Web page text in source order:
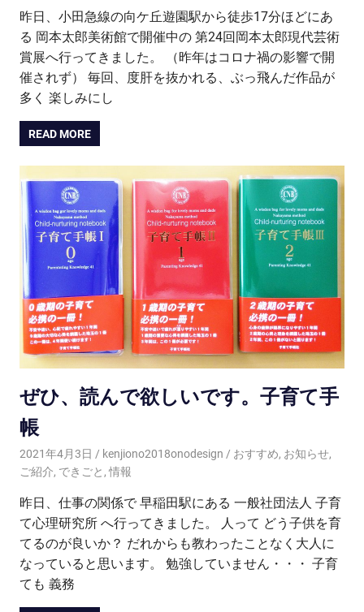
昨日、小田急線の向ケ丘遊園駅から徒歩17分ほどにあ
る 岡本太郎美術館で開催中の 第24回岡本太郎現代芸術
賞展へ行ってきました。 （昨年はコロナ禍の影響で開
催されず） 毎回、度肝を抜かれる、ぶっ飛んだ作品が
多く 楽しみにし
READ MORE
ぜひ、読んで欲しいです。子育て手
帳
2021年4月3日 kenjiono2018onodesign おすすめ, お知らせ,
ご紹介, できごと ,情報
昨日、仕事の関係で 早稲田駅にある 一般社団法人 子育
て心理研究所 へ行ってきました。 人って どう子供を育
てるのが良いか？ だれからも教わったことなく大人に
なっていると思います。 勉強していません・・・ 子育
ても 義務